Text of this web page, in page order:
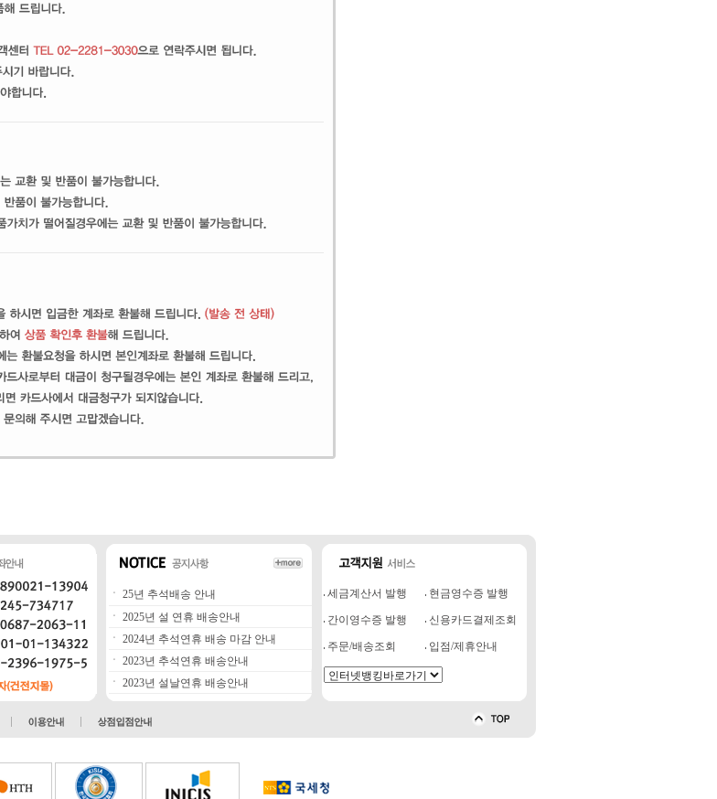
ㆍ 25년 추석배송 안내
ㆍ 2025년 설 연휴 배송안내
ㆍ 2024년 추석연휴 배송 마감 안내
ㆍ 2023년 추석연휴 배송안내
ㆍ 2023년 설날연휴 배송안내
세금계산서 발행 현금영수증 발행
간이영수증 발행 신용카드결제조회
주문/배송조회 입점/제휴안내